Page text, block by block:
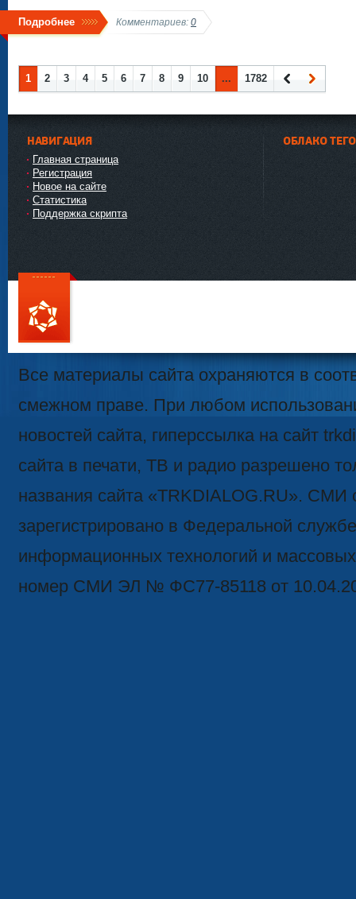
Подробнее Комментариев: 0
1 2 3 4 5 6 7 8 9 10 ...
1782
НАВИГАЦИЯ
Главная страница
Регистрация
Новое на сайте
Статистика
Поддержка скрипта
ОБЛАКО
111
Все материалы сайта охраняются в
смежном праве. При любом
новостей сайта, гиперссылка на сайт
сайта в печати, ТВ и радио разрешено
названия сайта «TRKDIALOG.RU». СМИ
зарегистрировано в Федеральной
информационных технологий и
номер СМИ ЭЛ № ФС77-85118 от